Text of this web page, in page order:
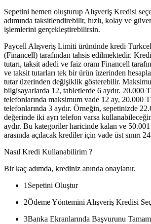
Sepetini hemen oluşturup Alışveriş Kredisi
adımında taksitlendirebilir, hızlı, kolay ve
işlemlerini gerçekleştirebilirsin.
Paycell Alışveriş Limiti ürününde kredi
(Financell) tarafından tahsis edilmektedir.
tutarı, taksit adedi ve faiz oranı Financell
ve taksit tutarları tek bir ürün üzerinden
tutar üzerinden değişiklik gösterebilir.
bilgisayarlarda 12, tabletlerde 6 aydır. 20.000
telefonlarında maksimum vade 12 ay, 20.000
telefonlarında 3 aydır. Örneğin, sepetinizde
değerinde iki ayrı telefon varsa
aydır. Bu kategoriler haricinde kalan ve
arasında açılacak krediler için vade üst sınırı
Nasıl Kredi Kullanabilirim ?
Bir kaç adımda, krediniz anında onaylanır.
1Sepetini Oluştur
2Ödeme Yöntemini Alışveriş Kredisi
3Banka Ekranlarında Başvurunu